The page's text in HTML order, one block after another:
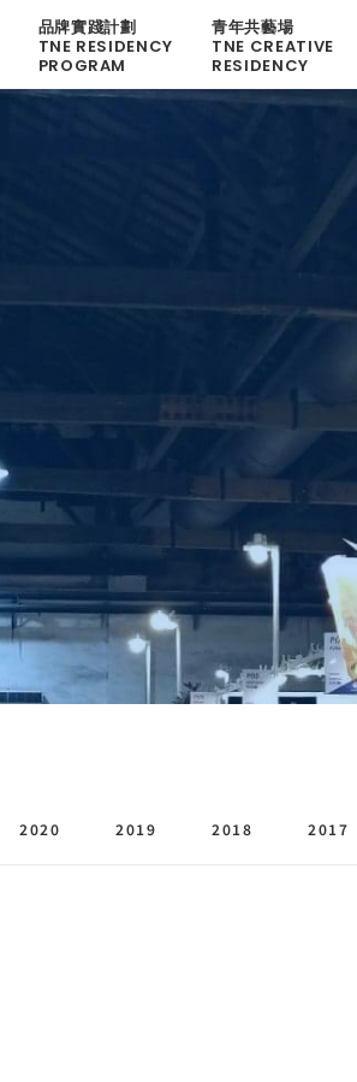
品牌實踐計劃
TNE RESIDENCY
PROGRAM
青年共藝場
TNE CREATIVE
RESIDENCY
2020 2019 2018 2017